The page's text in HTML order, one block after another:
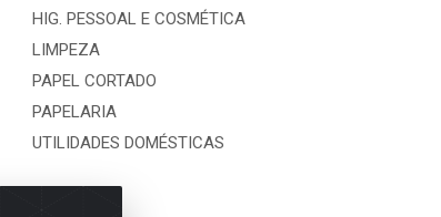
HIG. PESSOAL E COSMÉTICA
LIMPEZA
PAPEL CORTADO
PAPELARIA
UTILIDADES DOMÉSTICAS